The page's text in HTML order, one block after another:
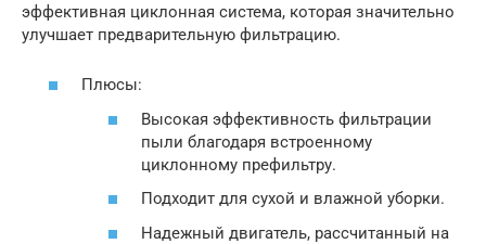
эффективная циклонная система, которая значительно
улучшает предварительную фильтрацию.
Плюсы:
Высокая эффективность фильтрации
пыли благодаря встроенному
циклонному префильтру.
Подходит для сухой и влажной уборки.
Надежный двигатель, рассчитанный на